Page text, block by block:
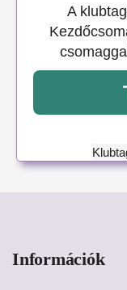
A
Információk